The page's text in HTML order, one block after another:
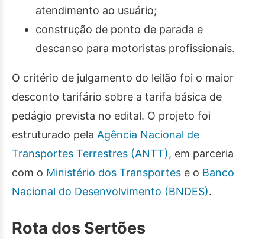
atendimento ao usuário;
construção de ponto de parada e
descanso para motoristas profissionais.
O critério de julgamento do leilão foi o maior
desconto tarifário sobre a tarifa básica de
pedágio prevista no edital. O projeto foi
estruturado pela Agência Nacional de
Transportes Terrestres (ANTT), em parceria
com o Ministério dos Transportes e o Banco
Nacional do Desenvolvimento (BNDES).
Rota dos Sertões